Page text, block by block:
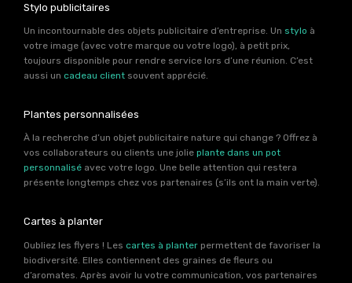
Stylo publicitaires
Un incontournable des objets publicitaire d’entreprise. Un stylo à
votre image (avec votre marque ou votre logo), à petit prix,
toujours disponible pour rendre service lors d’une réunion. C’est
aussi un cadeau client souvent apprécié.
Plantes personnalisées
À la recherche d’un objet publicitaire nature qui change ? Offrez à
vos collaborateurs ou clients une jolie plante dans un pot
personnalisé avec votre logo. Une belle attention qui restera
présente longtemps chez vos partenaires (s’ils ont la main verte).
Cartes à planter
Oubliez les flyers ! Les cartes à planter permettent de favoriser la
biodiversité. Elles contiennent des graines de fleurs ou
d’aromates. Après avoir lu votre communication, vos partenaires